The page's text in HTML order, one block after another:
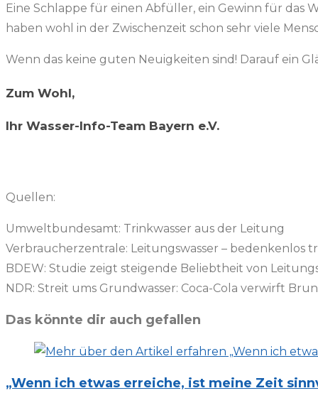
Eine Schlappe für einen Abfüller, ein Gewinn für das
haben wohl in der Zwischenzeit schon sehr viele
Wenn das keine guten Neuigkeiten sind! Darauf ein
Zum Wohl,
Ihr Wasser-Info-Team Bayern e.V.
Quellen:
Umweltbundesamt: Trinkwasser aus der Leitung
Verbraucherzentrale: Leitungswasser – bedenkenlos
BDEW: Studie zeigt steigende Beliebtheit von
NDR: Streit ums Grundwasser: Coca-Cola verwirft
Das könnte dir auch gefallen
„Wenn ich etwas erreiche, ist meine Zeit